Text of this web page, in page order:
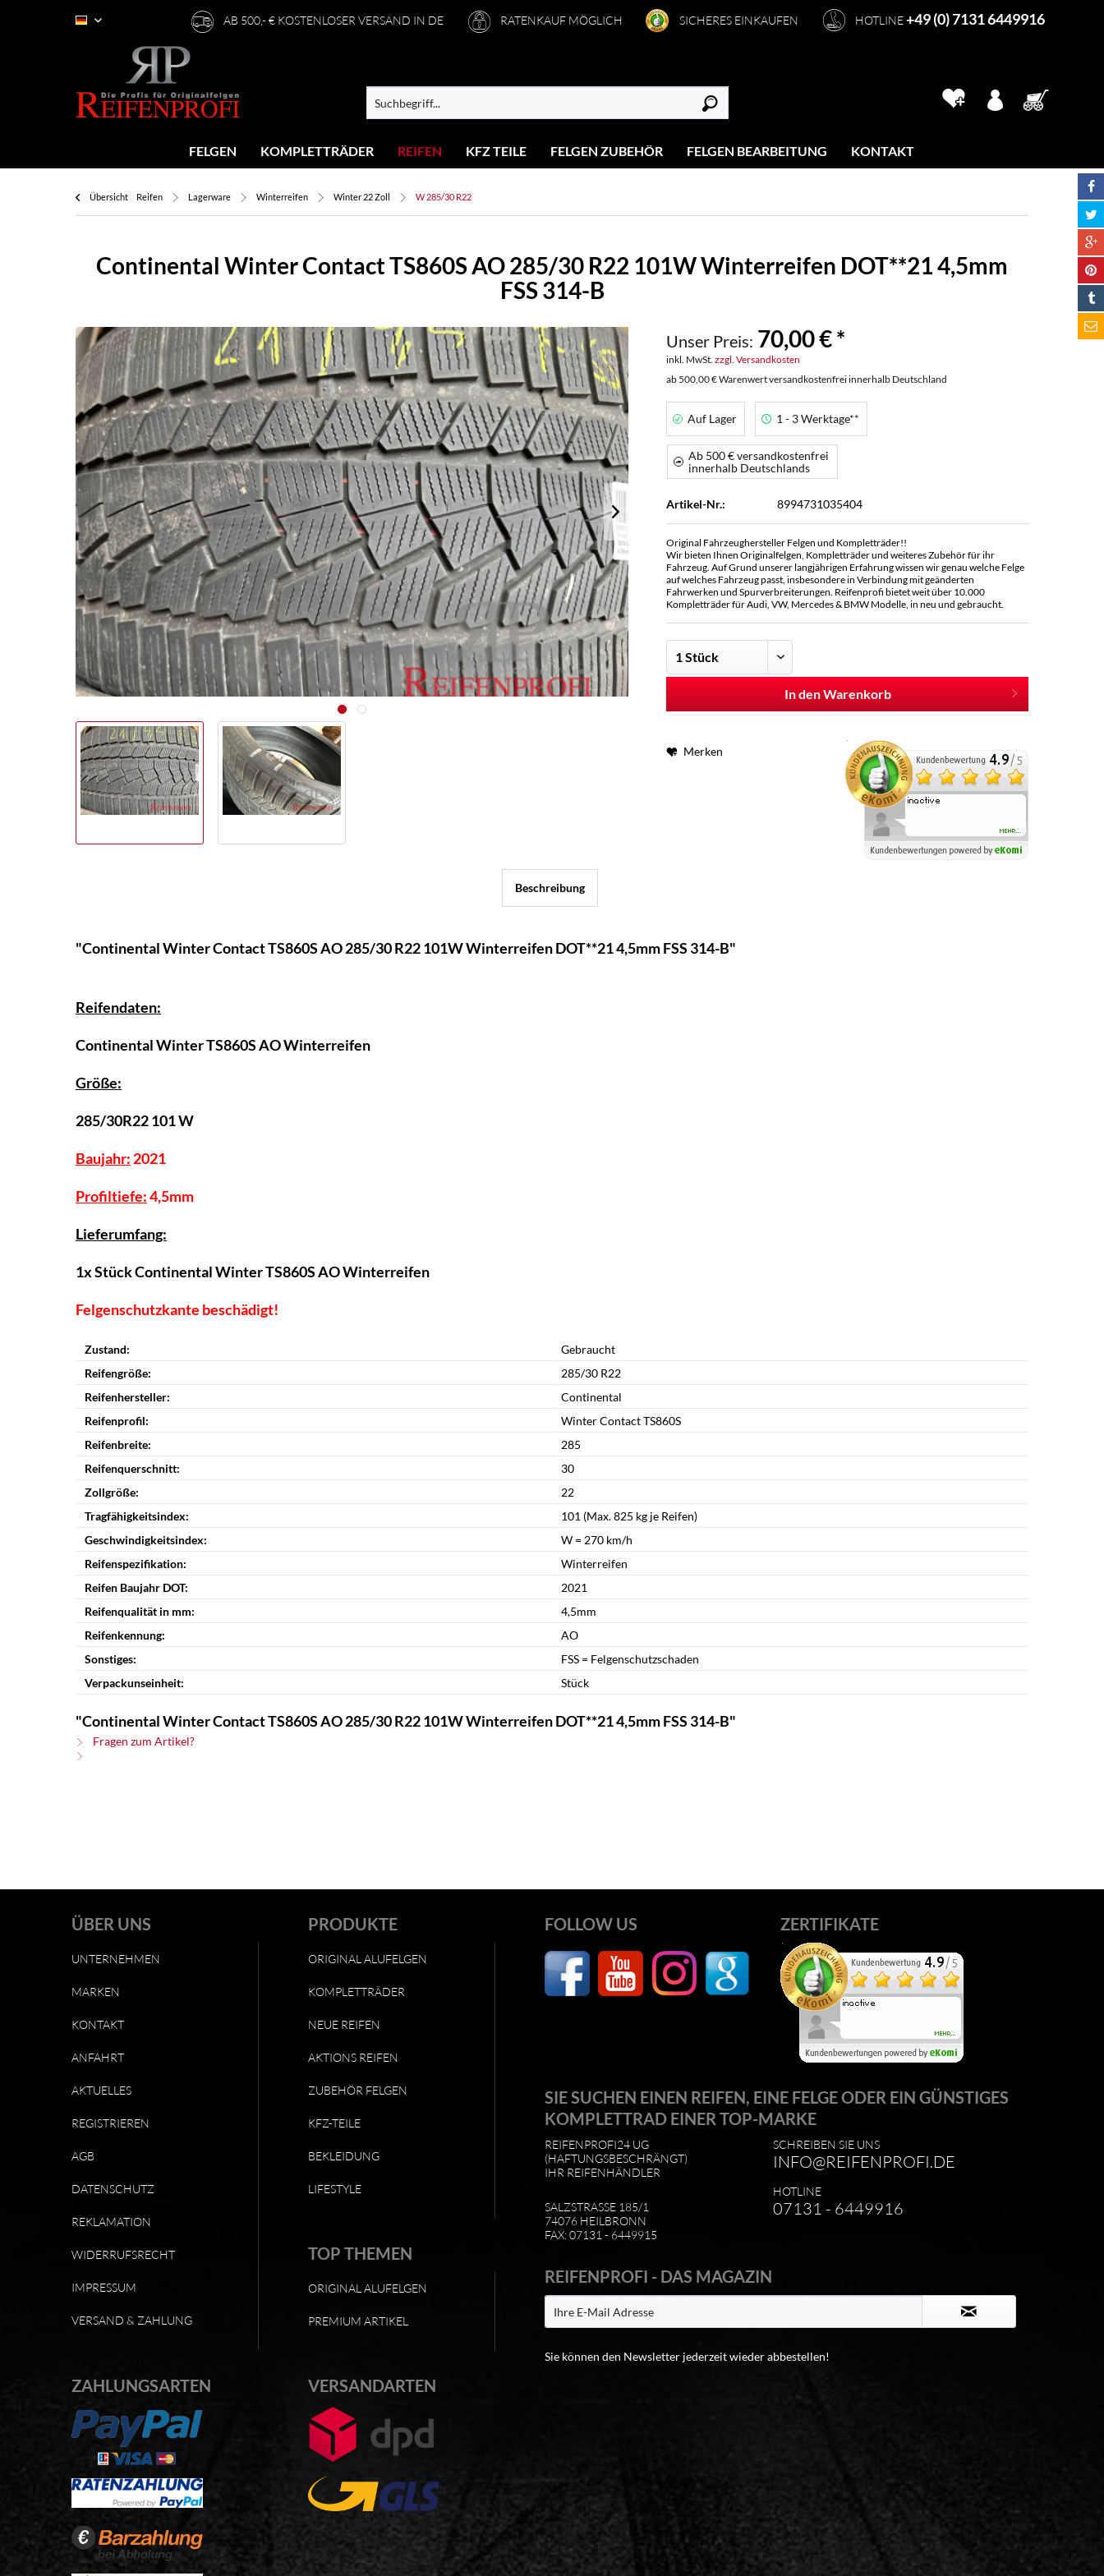
AB 500,- € KOSTENLOSER VERSAND IN DE RATENKAUF MÖGLICH SICHERES EINKAUFEN HOTLINE+49 (0) 7131 6449916
Deutsch
FELGEN KOMPLETTRÄDER REIFEN KFZ TEILE FELGEN ZUBEHÖR FELGEN BEARBEITUNG KONTAKT
Übersicht Reifen Lagerware Winterreifen Winter 22 Zoll W 285/30 R22
Continental Winter Contact TS860S AO 285/30 R22 101W Winterreifen DOT**21 4,5mm
FSS 314-B
Unser Preis: 70,00 € *
inkl. MwSt.zzgl. Versandkosten
ab 500,00 € Warenwert versandkostenfrei innerhalb Deutschland
Auf Lager 1 - 3 Werktage**
Ab 500 € versandkostenfrei
innerhalb Deutschlands
Artikel-Nr.: 8994731035404
Original Fahrzeughersteller Felgen und Kompletträder!!
Wir bieten Ihnen Originalfelgen, Kompletträder und weiteres Zubehör für ihr
Fahrzeug. Auf Grund unserer langjährigen Erfahrung wissen wir genau welche Felge
auf welches Fahrzeug passt, insbesondere in Verbindung mit geänderten
Fahrwerken und Spurverbreiterungen. Reifenprofi bietet weit über 10.000
Kompletträder für Audi, VW, Mercedes & BMW Modelle, in neu und gebraucht.
In den Warenkorb
Merken
Beschreibung
"Continental Winter Contact TS860S AO 285/30 R22 101W Winterreifen DOT**21 4,5mm FSS 314-B"
Reifendaten:
Continental Winter TS860S AOWinterreifen
Größe:
285/30R22 101 W
Baujahr: 2021
Profiltiefe:4,5mm
Lieferumfang:
1x StückContinental Winter TS860S AOWinterreifen
Felgenschutzkante beschädigt!
Zustand:
Gebraucht
Reifengröße:
285/30 R22
Reifenhersteller:
Continental
Reifenprofil:
Winter Contact TS860S
Reifenbreite:
285
Reifenquerschnitt:
30
Zollgröße:
22
Tragfähigkeitsindex:
101 (Max. 825 kg je Reifen)
Geschwindigkeitsindex:
W = 270 km/h
Reifenspezifikation:
Winterreifen
Reifen Baujahr DOT:
2021
Reifenqualität in mm:
4,5mm
Reifenkennung:
AO
Sonstiges:
FSS = Felgenschutzschaden
Verpackunseinheit:
Stück
"Continental Winter Contact TS860S AO 285/30 R22 101W Winterreifen DOT**21 4,5mm FSS 314-B"
Fragen zum Artikel?
ÜBER UNS
UNTERNEHMEN
MARKEN
KONTAKT
ANFAHRT
AKTUELLES
REGISTRIEREN
AGB
DATENSCHUTZ
REKLAMATION
WIDERRUFSRECHT
IMPRESSUM
VERSAND & ZAHLUNG
PRODUKTE
ORIGINAL ALUFELGEN
KOMPLETTRÄDER
NEUE REIFEN
AKTIONS REIFEN
ZUBEHÖR FELGEN
KFZ-TEILE
BEKLEIDUNG
LIFESTYLE
TOP THEMEN
ORIGINAL ALUFELGEN
PREMIUM ARTIKEL
ZAHLUNGSARTEN VERSANDARTEN
FOLLOW US ZERTIFIKATE
SIE SUCHEN EINEN REIFEN, EINE FELGE ODER EIN GÜNSTIGES
KOMPLETTRAD EINER TOP-MARKE
REIFENPROFI24 UG
(HAFTUNGSBESCHRÄNGT)
IHR REIFENHÄNDLER
SALZSTRASSE 185/1
74076 HEILBRONN
FAX: 07131 - 6449915
SCHREIBEN SIE UNS
INFO@REIFENPROFI.DE
HOTLINE
07131 - 6449916
REIFENPROFI - DAS MAGAZIN
Sie können den Newsletter jederzeit wieder abbestellen!